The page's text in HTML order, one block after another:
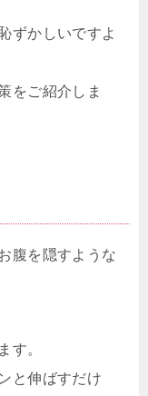
ずかしいですよ
をご紹介しま
腹を隠すような
す。
と伸ばすだけ